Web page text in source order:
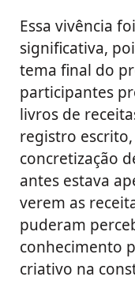
Essa vivência
significativa,
tema final do
participantes
livros de
registro
concretização
antes estava
verem as
puderam
conhecimento
criativo na